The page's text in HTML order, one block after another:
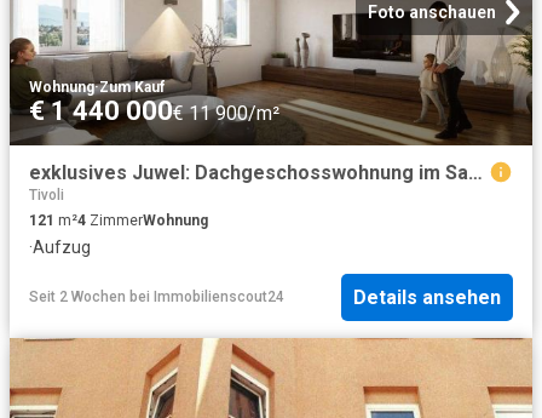
Foto anschauen
Wohnung·Zum Kauf
€ 1 440 000€ 11 900/m²
exklusives Juwel: Dachgeschosswohnung im Saggen
Tivoli
121 m²4 ZimmerWohnung
·Aufzug
Seit 2 Wochen bei Immobilienscout24 Details ansehen